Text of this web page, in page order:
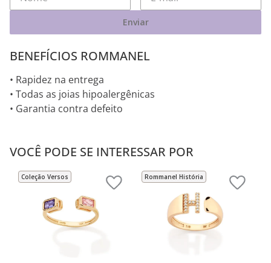
Enviar
BENEFÍCIOS ROMMANEL
• Rapidez na entrega
• Todas as joias hipoalergênicas
• Garantia contra defeito
VOCÊ PODE SE INTERESSAR POR
Coleção Versos Rommanel História